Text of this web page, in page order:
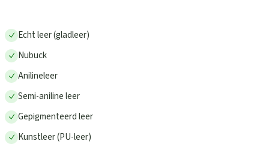
Echt leer (gladleer)
Nubuck
Anilineleer
Semi-aniline leer
Gepigmenteerd leer
Kunstleer (PU-leer)